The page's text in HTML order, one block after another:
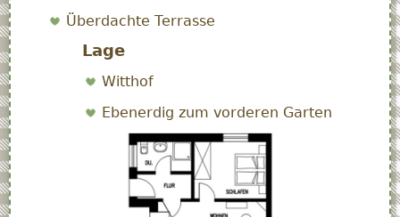
Überdachte Terrasse
Lage
Witthof
Ebenerdig zum vorderen Garten